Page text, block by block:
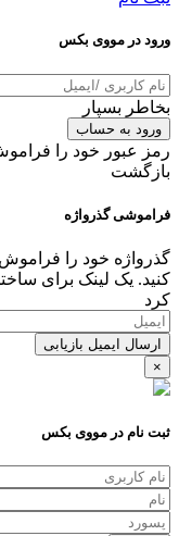
ورود در مووی بکس
بخاطر بسپار
ورود به حساب
رمز عبور خود را
بازگشت
فراموشی گذرواژه
گذرواژه خود را فراموش
کنید. یک لینک برای
کرد
ارسال ایمیل بازیابی
×
ثبت نام در مووی بکس